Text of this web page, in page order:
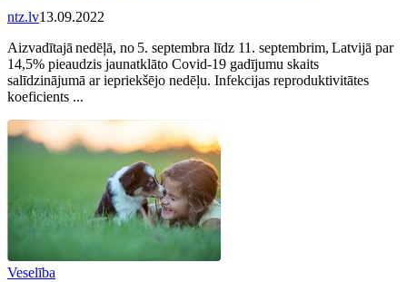
ntz.lv13.09.2022
Aizvadītajā nedēļā, no 5. septembra līdz 11. septembrim, Latvijā par
14,5% pieaudzis jaunatklāto Covid-19 gadījumu skaits
salīdzinājumā ar iepriekšējo nedēļu. Infekcijas reproduktivitātes
koeficients ...
Veselība